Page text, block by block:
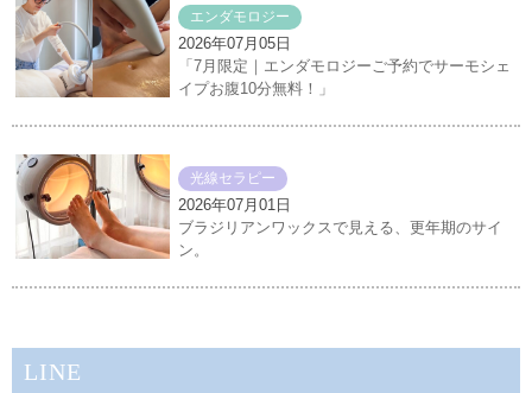
エンダモロジー
2026年07月05日
「7月限定｜エンダモロジーご予約でサーモシェ
イプお腹10分無料！」
光線セラピー
2026年07月01日
ブラジリアンワックスで見える、更年期のサイ
ン。
LINE